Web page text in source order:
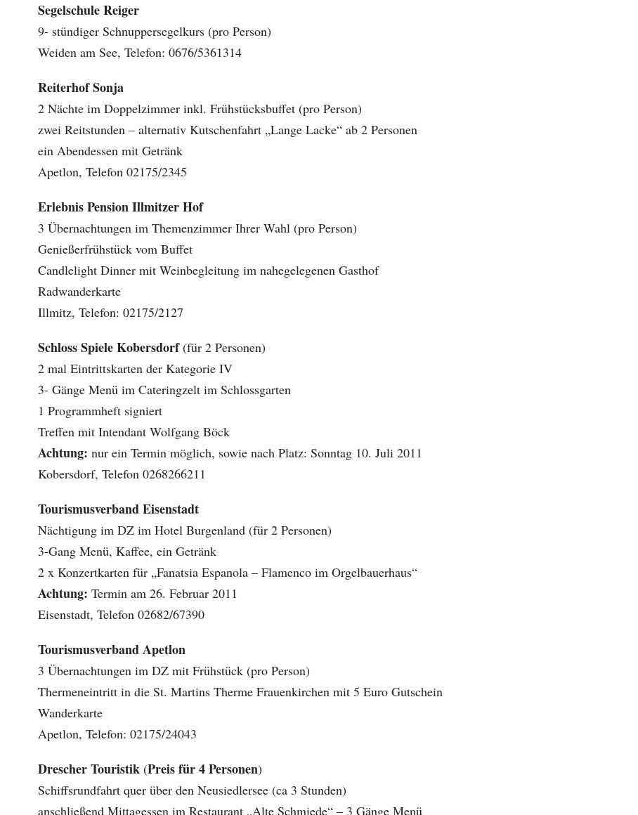
Segelschule Reiger
9- stündiger Schnuppersegelkurs (pro Person)
Weiden am See, Telefon: 0676/5361314
Reiterhof Sonja
2 Nächte im Doppelzimmer inkl. Frühstücksbuffet (pro Person)
zwei Reitstunden – alternativ Kutschenfahrt „Lange Lacke“ ab 2 Personen
ein Abendessen mit Getränk
Apetlon, Telefon 02175/2345
Erlebnis Pension Illmitzer Hof
3 Übernachtungen im Themenzimmer Ihrer Wahl (pro Person)
Genießerfrühstück vom Buffet
Candlelight Dinner mit Weinbegleitung im nahegelegenen Gasthof
Radwanderkarte
Illmitz, Telefon: 02175/2127
Schloss Spiele Kobersdorf(für 2 Personen)
2 mal Eintrittskarten der Kategorie IV
3- Gänge Menü im Cateringzelt im Schlossgarten
1 Programmheft signiert
Treffen mit Intendant Wolfgang Böck
Achtung: nur ein Termin möglich, sowie nach Platz: Sonntag 10. Juli 2011
Kobersdorf, Telefon 0268266211
Tourismusverband Eisenstadt
Nächtigung im DZ im Hotel Burgenland (für 2 Personen)
3-Gang Menü, Kaffee, ein Getränk
2 x Konzertkarten für „Fanatsia Espanola – Flamenco im Orgelbauerhaus“
Achtung: Termin am 26. Februar 2011
Eisenstadt, Telefon 02682/67390
Tourismusverband Apetlon
3 Übernachtungen im DZ mit Frühstück (pro Person)
Thermeneintritt in die St. Martins Therme Frauenkirchen mit 5 Euro Gutschein
Wanderkarte
Apetlon, Telefon: 02175/24043
Drescher Touristik(Preis für 4 Personen)
Schiffsrundfahrt quer über den Neusiedlersee (ca 3 Stunden)
anschließend Mittagessen im Restaurant „Alte Schmiede“ – 3 Gänge Menü